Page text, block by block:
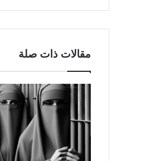
مقالات ذات صلة